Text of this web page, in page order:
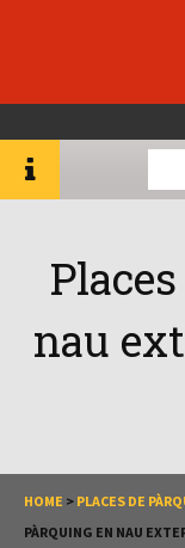
nau
HOME > PLACES DE
PÀRQUING EN NAU